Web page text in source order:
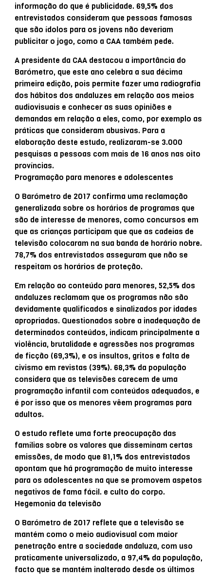
informação do que é publicidade. 69,5% dos
entrevistados consideram que pessoas famosas
que são ídolos para os jovens não deveriam
publicitar o jogo, como a CAA também pede.
A presidente da CAA destacou a importância do
Barómetro, que este ano celebra a sua décima
primeira edição, pois permite fazer uma radiografia
dos hábitos dos andaluzes em relação aos meios
audiovisuais e conhecer as suas opiniões e
demandas em relação a eles, como, por exemplo as
práticas que consideram abusivas. Para a
elaboração deste estudo, realizaram-se 3.000
pesquisas a pessoas com mais de 16 anos nas oito
províncias.
Programação para menores e adolescentes
O Barómetro de 2017 confirma uma reclamação
generalizada sobre os horários de programas que
são de interesse de menores, como concursos em
que as crianças participam que que as cadeias de
televisão colocaram na sua banda de horário nobre.
78,7% dos entrevistados asseguram que não se
respeitam os horários de proteção.
Em relação ao conteúdo para menores, 52,5% dos
andaluzes reclamam que os programas não são
devidamente qualificados e sinalizados por idades
apropriadas. Questionados sobre a inadequação de
determinados conteúdos, indicam principalmente a
violência, brutalidade e agressões nos programas
de ficção (69,3%), e os insultos, gritos e falta de
civismo em revistas (39%). 68,3% da população
considera que as televisões carecem de uma
programação infantil com conteúdos adequados, e
é por isso que os menores vêem programas para
adultos.
O estudo reflete uma forte preocupação das
famílias sobre os valores que disseminam certas
emissões, de modo que 81,1% dos entrevistados
apontam que há programação de muito interesse
para os adolescentes na que se promovem aspetos
negativos de fama fácil. e culto do corpo.
Hegemonia da televisão
O Barómetro de 2017 reflete que a televisão se
mantém como o meio audiovisual com maior
penetração entre a sociedade andaluza, com uso
praticamente universalizado, a 97,4% da população,
facto que se mantém inalterado desde os últimos